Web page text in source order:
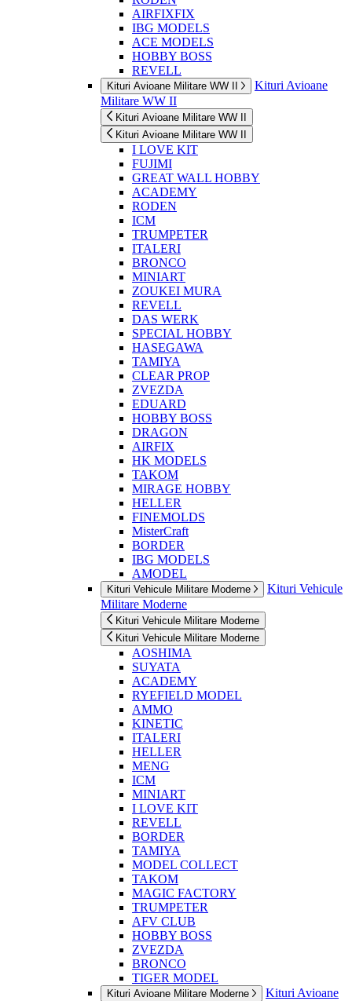
AIRFIXFIX
IBG MODELS
ACE MODELS
HOBBY BOSS
REVELL
Kituri Avioane Militare WW II
Kituri Avioane
Militare WW II
Kituri Avioane Militare WW II
Kituri Avioane Militare WW II
I LOVE KIT
FUJIMI
GREAT WALL HOBBY
ACADEMY
RODEN
ICM
TRUMPETER
ITALERI
BRONCO
MINIART
ZOUKEI MURA
REVELL
DAS WERK
SPECIAL HOBBY
HASEGAWA
TAMIYA
CLEAR PROP
ZVEZDA
EDUARD
HOBBY BOSS
DRAGON
AIRFIX
HK MODELS
TAKOM
MIRAGE HOBBY
HELLER
FINEMOLDS
MisterCraft
BORDER
IBG MODELS
AMODEL
Kituri Vehicule Militare Moderne
Kituri Vehicule
Militare Moderne
Kituri Vehicule Militare Moderne
Kituri Vehicule Militare Moderne
AOSHIMA
SUYATA
ACADEMY
RYEFIELD MODEL
AMMO
KINETIC
ITALERI
HELLER
MENG
ICM
MINIART
I LOVE KIT
REVELL
BORDER
TAMIYA
MODEL COLLECT
TAKOM
MAGIC FACTORY
TRUMPETER
AFV CLUB
HOBBY BOSS
ZVEZDA
BRONCO
TIGER MODEL
Kituri Avioane Militare Moderne
Kituri Avioane